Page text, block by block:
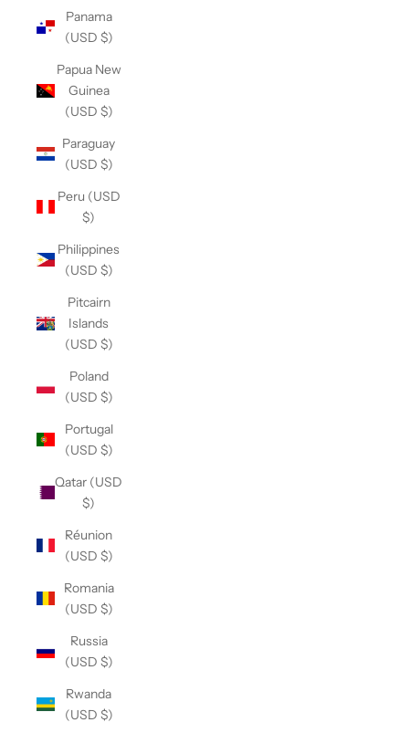
Panama
(USD $)
Papua New
Guinea
(USD $)
Paraguay
(USD $)
Peru (USD
$)
Philippines
(USD $)
Pitcairn
Islands
(USD $)
Poland
(USD $)
Portugal
(USD $)
Qatar (USD
$)
Réunion
(USD $)
Romania
(USD $)
Russia
(USD $)
Rwanda
(USD $)